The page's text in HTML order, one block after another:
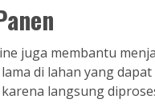
juga membantu
di lahan yang
langsung